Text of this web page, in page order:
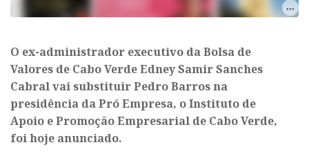
​O ex-administrador executivo da Bolsa de
Valores de Cabo Verde Edney Samir Sanches
Cabral vai substituir Pedro Barros na
presidência da Pró Empresa, o Instituto de
Apoio e Promoção Empresarial de Cabo Verde,
foi hoje anunciado.